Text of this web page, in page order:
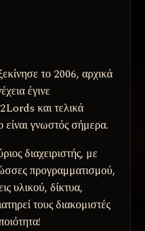
το 2006, αρχικά
έγινε
και τελικά
γνωστός σήμερα.
διαχειριστής, με
προγραμματισμού,
υλικού, δίκτυα,
τους διακομιστές